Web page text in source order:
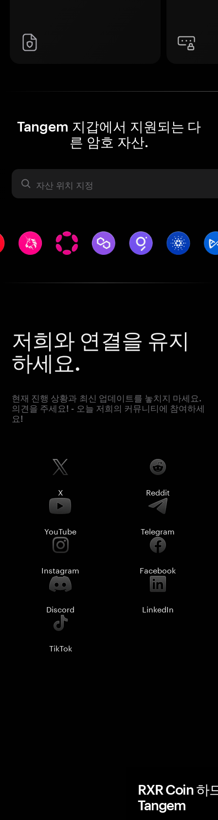
Tangem 지갑에서 지원되는 다
른 암호 자산.
자산 라벨
저희와 연결을 유지
하세요.
현재 진행 상황과 최신 업데이트를 놓치지 마세요.
의견을 주세요! - 오늘 저희의 커뮤니티에 참여하세
요!
X Reddit
YouTube Telegram
Instagram Facebook
Discord LinkedIn
TikTok
RXR Coin 하
Tangem